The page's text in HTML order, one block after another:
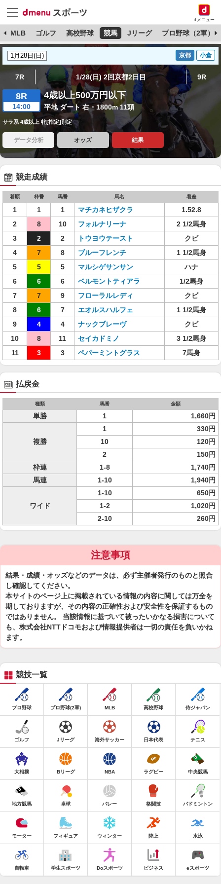
dメニュー
MLB ゴルフ 高校野球 競馬 Jリーグ プロ野球（2軍）
京都 小倉
7R 1/28(日) 2回京都2日目 9R
8R
14:00
4歳以上500万円以下
平地 ダート 右・1800m 11頭
サラ系 4歳以上 牝[指定]別定
データ分析 オッズ 結果
競走成績
着順 枠番 馬番 馬名 着差
1 1 1 マチカネヒザクラ
1.52.8
2
8 10 フォルナリーナ
2 1/2馬身
3
2 2 トウヨウテースト
クビ
4
7 8 ブルーフレンチ
1 1/2馬身
5
5 5 マルシゲサンサン
ハナ
6
6 6 ベルモントティアラ
1/2馬身
7
7 9 フローラルレディ
クビ
8
6 7 エオルスハルフェ
1 1/2馬身
9
4 4 ナックブレーヴ
クビ
10
8 11 セイカドミノ
3 1/2馬身
11
3 3 ペパーミントグラス 7馬身
払戻金
種類 馬番 金額
単勝 1 1,660円
複勝
1
330円
10
120円
2
150円
枠連
1-8
1,740円
馬連
1-10 1,940円
ワイド
1-10
650円
1-2
1,020円
2-10
260円
注意事項
結果・成績・オッズなどのデータは、必ず主催者発行のものと照合
し確認してください。
本サイトのページ上に掲載されている情報の内容に関しては万全を
期しておりますが、その内容の正確性および安全性を保証するもの
ではありません。 当該情報に基づいて被ったいかなる損害について
も、株式会社NTTドコモおよび情報提供者は一切の責任を負いかね
ます。
競技一覧
プロ野球 プロ野球(2軍) MLB 高校野球 侍ジャパン
ゴルフ Jリーグ 海外サッカー 日本代表 テニス
大相撲 Bリーグ NBA ラグビー 中央競馬
地方競馬 卓球 バレー 格闘技 バドミントン
モーター フィギュア ウィンター 陸上 水泳
自転車 学生スポーツ Doスポーツ ビジネス eスポーツ